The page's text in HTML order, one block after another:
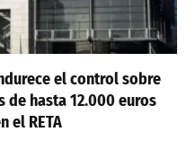
el control sobre
hasta 12.000 euros
el RETA